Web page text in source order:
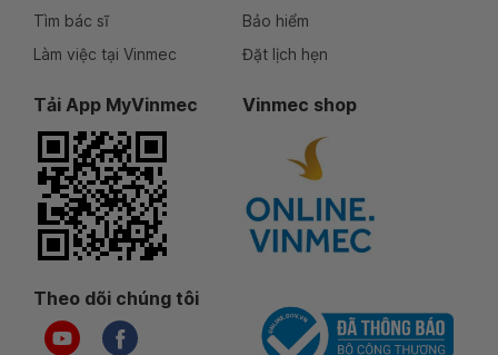
Tìm bác sĩ
Làm việc tại Vinmec
Bảo hiểm
Đặt lịch hẹn
Tải App MyVinmec Vinmec shop
Theo dõi chúng tôi